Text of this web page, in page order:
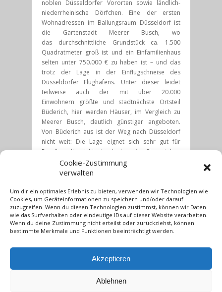
Cookie-Zustimmung
verwalten
Um dir ein optimales Erlebnis zu bieten, verwenden wir Technologien wie
Cookies, um Geräteinformationen zu speichern und/oder darauf
zuzugreifen. Wenn du diesen Technologien zustimmst, können wir Daten
wie das Surfverhalten oder eindeutige IDs auf dieser Website verarbeiten.
Wenn du deine Zustimmung nicht erteilst oder zurückziehst, können
bestimmte Merkmale und Funktionen beeinträchtigt werden.
Akzeptieren
Ablehnen
noblen Düsseldorfer Vororten sowie ländlich-
niederrheinische Dörfchen. Eine der ersten
Wohnadressen im Ballungsraum Düsseldorf ist
die Gartenstadt Meerer Busch, wo
das durchschnittliche Grundstück ca. 1.500
Quadratmeter groß ist und ein Einfamilienhaus
selten unter 750.000 € zu haben ist – und das
trotz der Lage in der Einflugschneise des
Düsseldorfer Flughafens. Unter dieser leidet
teilweise auch der mit über 20.000
Einwohnern größte und stadtnächste Ortsteil
Büderich, hier werden Häuser, im Vergleich zu
Meerer Busch, deutlich günstiger angeboten.
Von Büderich aus ist der Weg nach Düsseldorf
nicht weit: Die Lage eignet sich sehr gut für
Pendler, die nicht stundenlang im Stau stehen
wollen, da drei U-Bahn- und eine
Schnellbusverbindung das Auto
attraktiv sind die rheinnahen Dörfer Ilverich,
Langst-Kierst und Lank-Latum. Mit der
Fortführung der A 44 vom Kreuz Strümp (A 44 / A
57) nach Düsseldorf (Messe / Stadion) gewannen
diese Standorte an Attraktivität. Besonders für
„Ilvericher Altrheinschlinge“ ein Tunnel von 870 m
Länge entstand, der nicht nur die Natur schont,
sondern auch die Lärmemissionen für die